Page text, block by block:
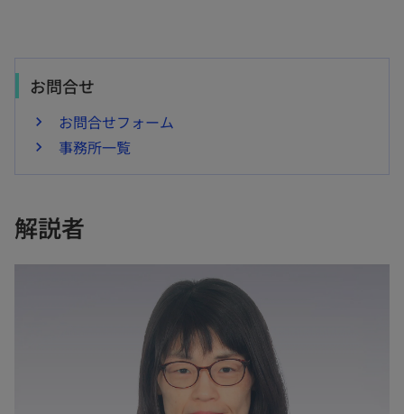
お問合せ
お問合せフォーム
事務所一覧
解説者